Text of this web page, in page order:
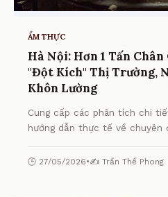
ẨM THỰC
Hà Nội: Hơn 1 Tấn
"Đột Kích" Thị Trường,
Khôn Lường
Cung cấp các phân tích chi
hướng dẫn thực tế về chuyên
Cơ Tiềm Ẩn Khôn Lường từ
🕒 27/05/2026•✍️ Trần Thế Phong